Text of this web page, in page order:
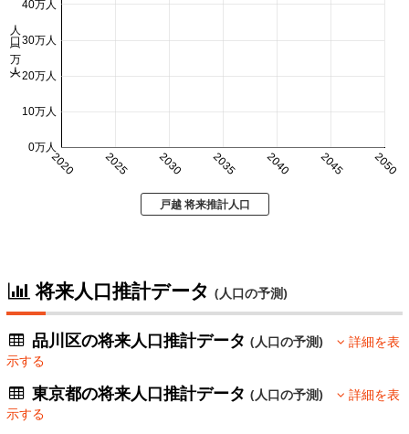
2020 2025 2030 2035 2040 2045 2050
0万人
10万人
20万人
30万人
40万人
人口 (万人)
戸越 将来推計人口
将来人口推計データ (人口の予測)
品川区の将来人口推計データ(人口の予測)
詳細を表
示する
東京都の将来人口推計データ(人口の予測)
詳細を表
示する